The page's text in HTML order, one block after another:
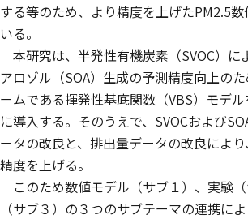
する等のため、より精度を上げたPM2.5
いる。
本研究は、半発性有機炭素（SVOC）に
アロゾル（SOA）生成の予測精度向上の
ームである揮発性基底関数（VBS）モデ
に導入する。そのうえで、SVOCおよび
ータの改良と、排出量データの改良によ
精度を上げる。
このため数値モデル（サブ１）、実験
（サブ３）の３つのサブテーマの連携に